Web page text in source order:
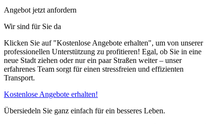
Angebot jetzt anfordern
Wir sind für Sie da
Klicken Sie auf "Kostenlose Angebote erhalten", um von unserer
professionellen Unterstützung zu profitieren! Egal, ob Sie in eine
neue Stadt ziehen oder nur ein paar Straßen weiter – unser
erfahrenes Team sorgt für einen stressfreien und effizienten
Transport.
Kostenlose Angebote erhalten!
Übersiedeln Sie ganz einfach für ein besseres Leben.